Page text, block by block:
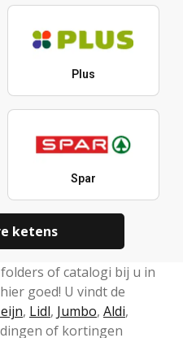
Plus
Spar
ketens
of catalogi bij u in
goed! U vindt de
, Lidl, Jumbo, Aldi,
of kortingen